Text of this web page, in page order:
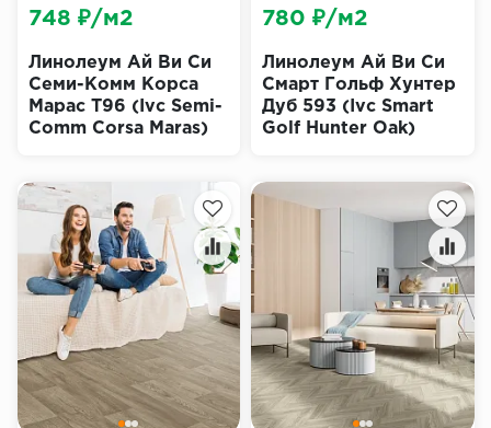
Линолеум Ай Ви Си
Семи-Комм Корса
Марас T96 (Ivc Semi-
Comm Corsa Maras)
748 ₽/м2
Линолеум Ай Ви Си
Смарт Гольф Хунтер
Дуб 593 (Ivc Smart
Golf Hunter Oak)
780 ₽/м2